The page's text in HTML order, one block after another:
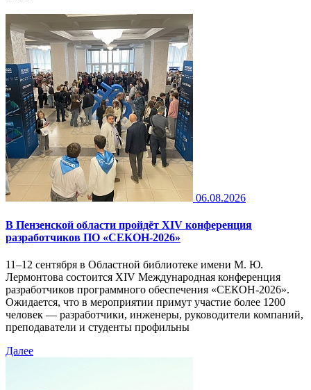
06.08.2026
В Пензенской области пройдёт XIV конференция
разработчиков ПО «СЕКОН-2026»
11–12 сентября в Областной библиотеке имени М. Ю.
Лермонтова состоится XIV Международная конференция
разработчиков программного обеспечения «СЕКОН-2026».
Ожидается, что в мероприятии примут участие более 1200
человек — разработчики, инженеры, руководители компаний,
преподаватели и студенты профильны
Далее